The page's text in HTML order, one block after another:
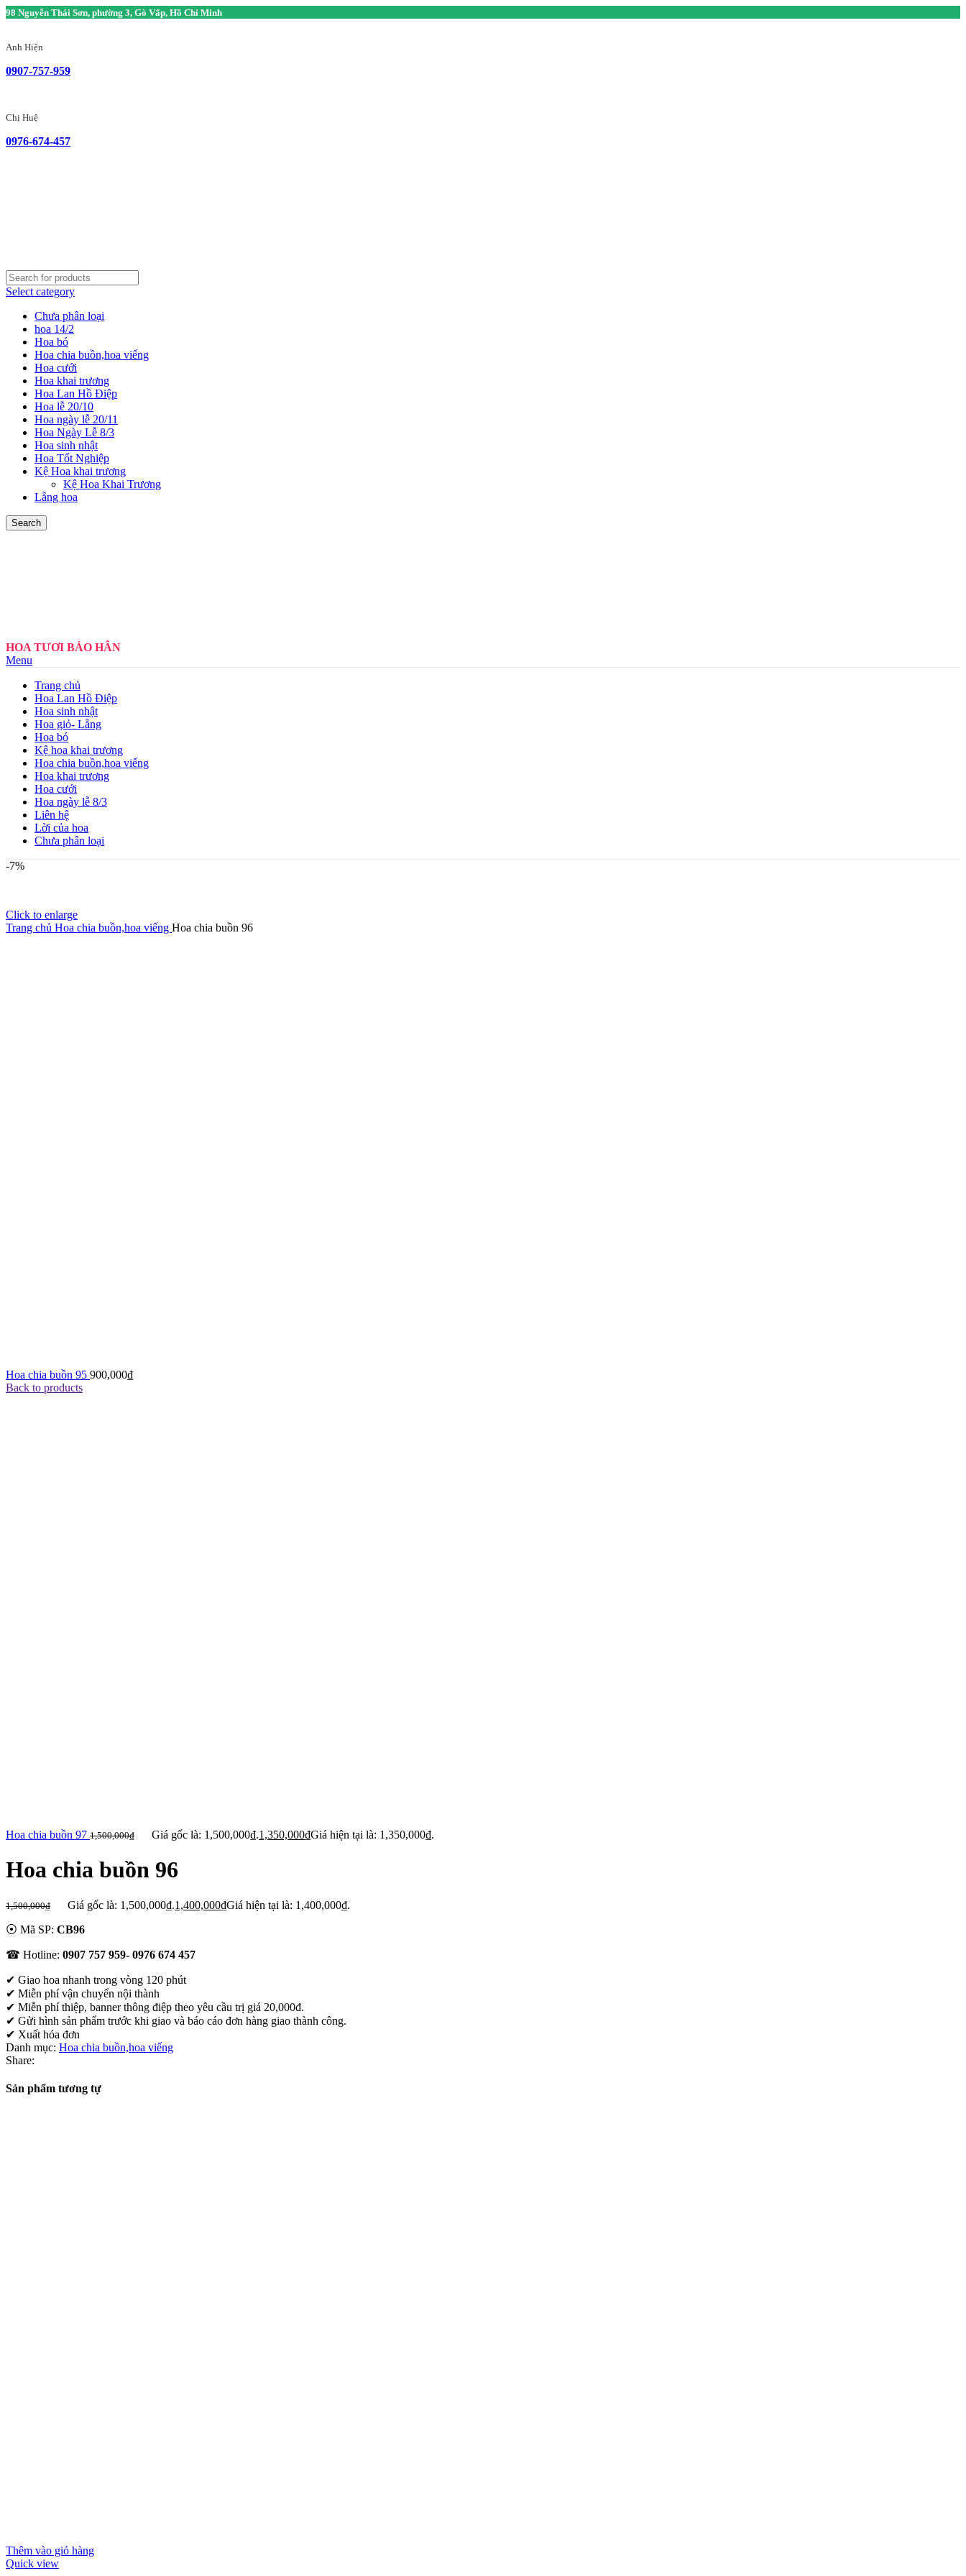
98 Nguyễn Thái Sơn, phường 3, Gò Vấp, Hồ Chí Minh
Anh Hiện
0907-757-959
Chị Huệ
0976-674-457
Select category
Chưa phân loại
hoa 14/2
Hoa bó
Hoa chia buồn,hoa viếng
Hoa cưới
Hoa khai trương
Hoa Lan Hồ Điệp
Hoa lễ 20/10
Hoa ngày lễ 20/11
Hoa Ngày Lễ 8/3
Hoa sinh nhật
Hoa Tốt Nghiệp
Kệ Hoa khai trương
Kệ Hoa Khai Trương
Lẵng hoa
Search
HOA TƯƠI BẢO HÂN
Menu
Trang chủ
Hoa Lan Hồ Điệp
Hoa sinh nhật
Hoa giỏ- Lẵng
Hoa bó
Kệ hoa khai trương
Hoa chia buồn,hoa viếng
Hoa khai trương
Hoa cưới
Hoa ngày lễ 8/3
Liên hệ
Lời của hoa
Chưa phân loại
-7%
Click to enlarge
Trang chủ Hoa chia buồn,hoa viếng Hoa chia buồn 96
Hoa chia buồn 95 900,000₫
Back to products
Hoa chia buồn 97 1,500,000₫ Giá gốc là: 1,500,000₫.1,350,000₫Giá hiện tại là: 1,350,000₫.
Hoa chia buồn 96
1,500,000₫ Giá gốc là: 1,500,000₫.1,400,000₫Giá hiện tại là: 1,400,000₫.
⦿ Mã SP: CB96
☎ Hotline: 0907 757 959- 0976 674 457
✔ Giao hoa nhanh trong vòng 120 phút
✔ Miễn phí vận chuyển nội thành
✔ Miễn phí thiệp, banner thông điệp theo yêu cầu trị giá 20,000đ.
✔ Gửi hình sản phẩm trước khi giao và báo cáo đơn hàng giao thành công.
✔ Xuất hóa đơn
Danh mục: Hoa chia buồn,hoa viếng
Share:
Sản phẩm tương tự
Thêm vào giỏ hàng
Quick view